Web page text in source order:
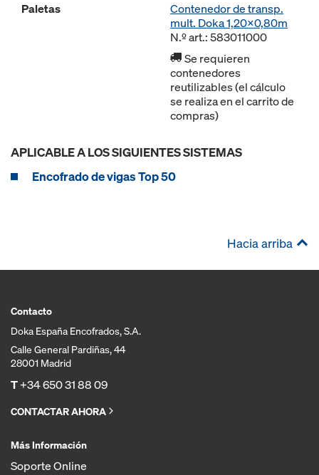
Paletas
Contenedor de transp.
mult. Doka 1,20x0,80m
N.º art.: 583011000
Se requieren
contenedores
reutilizables (el cálculo
se realiza en el carrito de
compras)
APLICABLE A LOS SIGUIENTES SISTEMAS
Encofrado de vigas Top 50
Hacia arriba
Contacto
Doka España Encofrados, S.A.
Calle General Pardiñas, 44
28001 Madrid
T+34 650 31 88 09
CONTACTAR AHORA
Más Información
Soporte Online